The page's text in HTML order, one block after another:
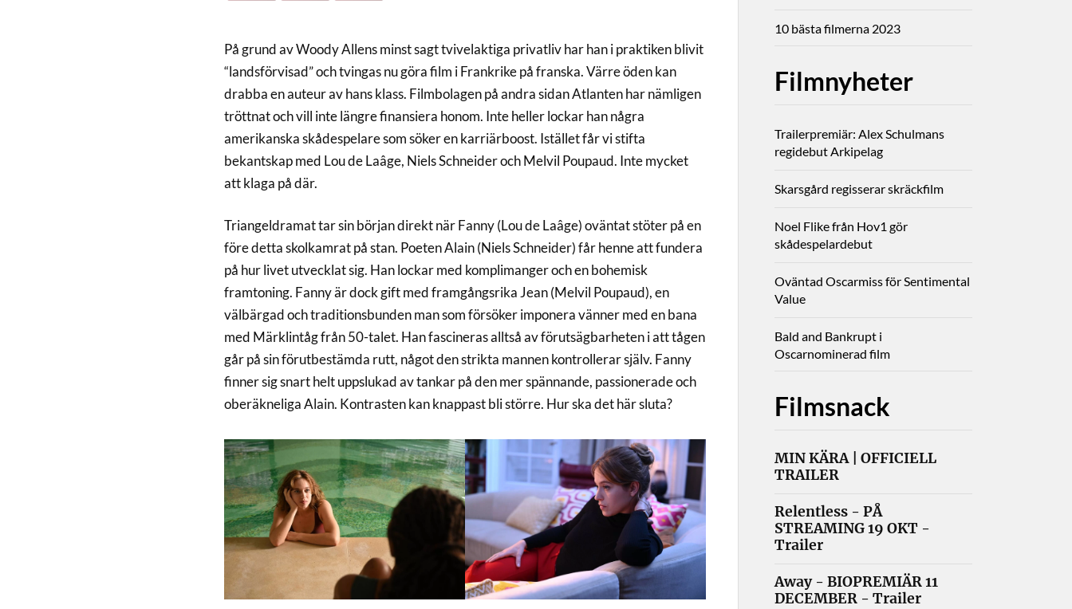
På grund av Woody Allens minst sagt tvivelaktiga privatliv har han i praktiken blivit
“landsförvisad” och tvingas nu göra film i Frankrike på franska. Värre öden kan
drabba en auteur av hans klass. Filmbolagen på andra sidan Atlanten har nämligen
tröttnat och vill inte längre finansiera honom. Inte heller lockar han några
amerikanska skådespelare som söker en karriärboost. Istället får vi stifta
bekantskap med Lou de Laâge, Niels Schneider och Melvil Poupaud. Inte mycket
att klaga på där.
Triangeldramat tar sin början direkt när Fanny (Lou de Laâge) oväntat stöter på en
före detta skolkamrat på stan. Poeten Alain (Niels Schneider) får henne att fundera
på hur livet utvecklat sig. Han lockar med komplimanger och en bohemisk
framtoning. Fanny är dock gift med framgångsrika Jean (Melvil Poupaud), en
välbärgad och traditionsbunden man som försöker imponera vänner med en bana
med Märklintåg från 50-talet. Han fascineras alltså av förutsägbarheten i att tågen
går på sin förutbestämda rutt, något den strikta mannen kontrollerar själv. Fanny
finner sig snart helt uppslukad av tankar på den mer spännande, passionerade och
oberäkneliga Alain. Kontrasten kan knappast bli större. Hur ska det här sluta?
10 bästa filmerna 2023
Filmnyheter
Trailerpremiär: Alex Schulmans
regidebut Arkipelag
Skarsgård regisserar skräckfilm
Noel Flike från Hov1 gör
skådespelardebut
Oväntad Oscarmiss för Sentimental
Value
Bald and Bankrupt i
Oscarnominerad film
Filmsnack
MIN KÄRA | OFFICIELL
TRAILER
Relentless - PÅ
STREAMING 19 OKT -
Trailer
Away - BIOPREMIÄR 11
DECEMBER - Trailer